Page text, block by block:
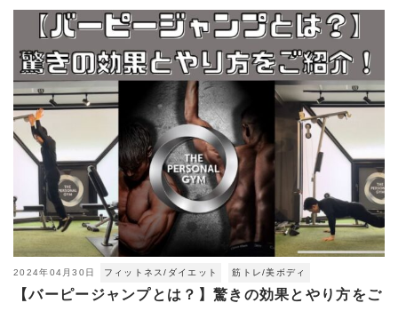
2024年04月30日 フィットネス/ダイエット 筋トレ/美ボディ
【バーピージャンプとは？】驚きの効果とやり方をご